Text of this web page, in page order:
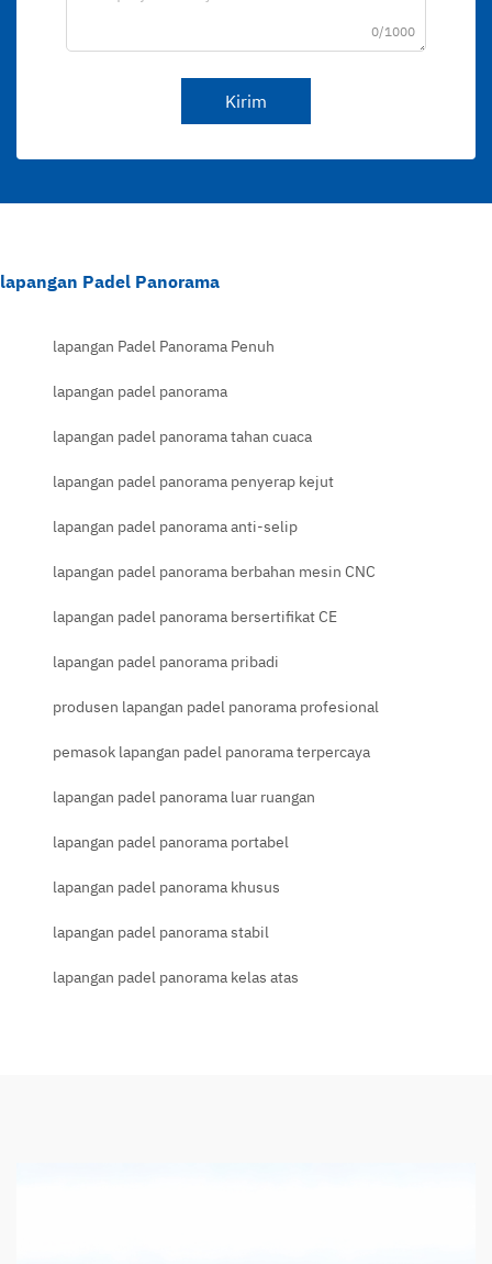
0/1000
Kirim
lapangan Padel Panorama
lapangan Padel Panorama Penuh
lapangan padel panorama
lapangan padel panorama tahan cuaca
lapangan padel panorama penyerap kejut
lapangan padel panorama anti-selip
lapangan padel panorama berbahan mesin CNC
lapangan padel panorama bersertifikat CE
lapangan padel panorama pribadi
produsen lapangan padel panorama profesional
pemasok lapangan padel panorama terpercaya
lapangan padel panorama luar ruangan
lapangan padel panorama portabel
lapangan padel panorama khusus
lapangan padel panorama stabil
lapangan padel panorama kelas atas